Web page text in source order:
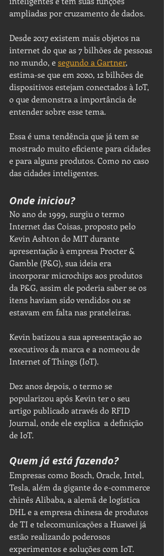
ampliadas por cruzamento de dados.
Desde 2017 existem mais objetos na
internet do que as 7 bilhões de pessoas
no mundo, e segundo a Gartner,
estima-se que em 2020, 12 bilhões de
dispositivos estejam conectados à IoT,
o que demonstra a importância de
entender sobre esse tema.
Essa é uma tendência que já tem se
mostrado muito eficiente para cidades
e para alguns produtos. Como no caso
das cidades inteligentes.
Onde iniciou?
No ano de 1999, surgiu o termo
Internet das Coisas, proposto pelo
Kevin Ashton do MIT durante
apresentação à empresa Procter &
Gamble (P&G), sua ideia era
incorporar microchips aos produtos
da P&G, assim ele poderia saber se os
itens haviam sido vendidos ou se
estavam em falta nas prateleiras.
Kevin batizou a sua apresentação ao
executivos da marca e a nomeou de
Internet of Things (IoT).
Dez anos depois, o termo se
popularizou após Kevin ter o seu
artigo publicado através do RFID
Journal, onde ele explica  a definição
de IoT.
Quem já está fazendo?
Empresas como Bosch, Oracle, Intel,
Tesla, além da gigante do e-commerce
chinês Alibaba, a alemã de logística
DHL e a empresa chinesa de produtos
de TI e telecomunicações a Huawei já
estão realizando poderosos
experimentos e soluções com IoT.